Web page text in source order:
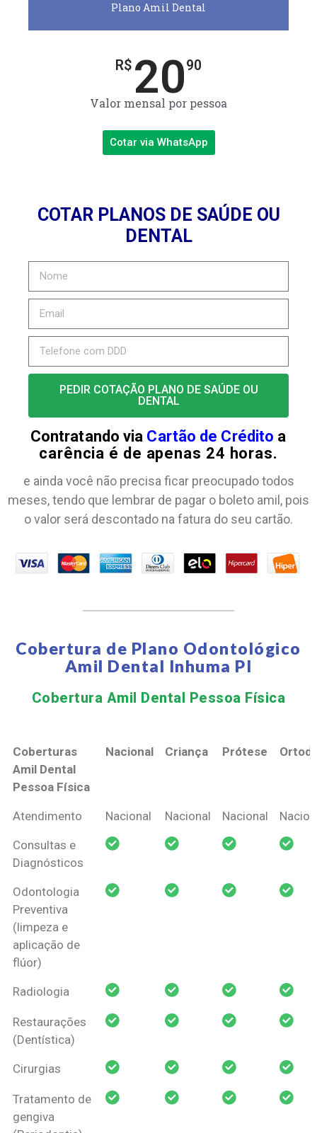
Plano Amil Dental
R$ 2090
Valor mensal por pessoa
Cotar via WhatsApp
COTAR PLANOS DE SAÚDE OU
DENTAL
PEDIR COTAÇÃO PLANO DE SAÚDE OU
DENTAL
Contratando via Cartão de Crédito a
carência é de apenas 24 horas.
e ainda você não precisa ficar preocupado todos
meses, tendo que lembrar de pagar o boleto amil, pois
o valor será descontado na fatura do seu cartão.
Cobertura de Plano Odontológico
Amil Dental Inhuma PI
Cobertura Amil Dental Pessoa Física​
Coberturas
Amil Dental
Pessoa Física
Nacional Criança Prótese
Coberturas
Pessoa Física
Nacional Criança Prótese
Atendimento Nacional Nacional Nacional
Consultas e
Diagnósticos
Odontologia
Preventiva
(limpeza e
aplicação de
flúor)
Radiologia
Restaurações
(Dentística)
Cirurgias
Tratamento de
gengiva